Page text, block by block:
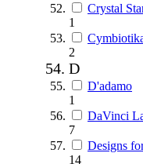
Crystal
1
2
D
D'adamo
1
DaVinci
7
Designs
14